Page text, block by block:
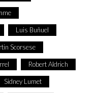
Luis Buñuel
Scorsese
Robert Aldrich
Sidney Lumet